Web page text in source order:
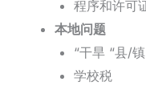
程序和许可
本地问题
“干旱 “县/镇
学校税